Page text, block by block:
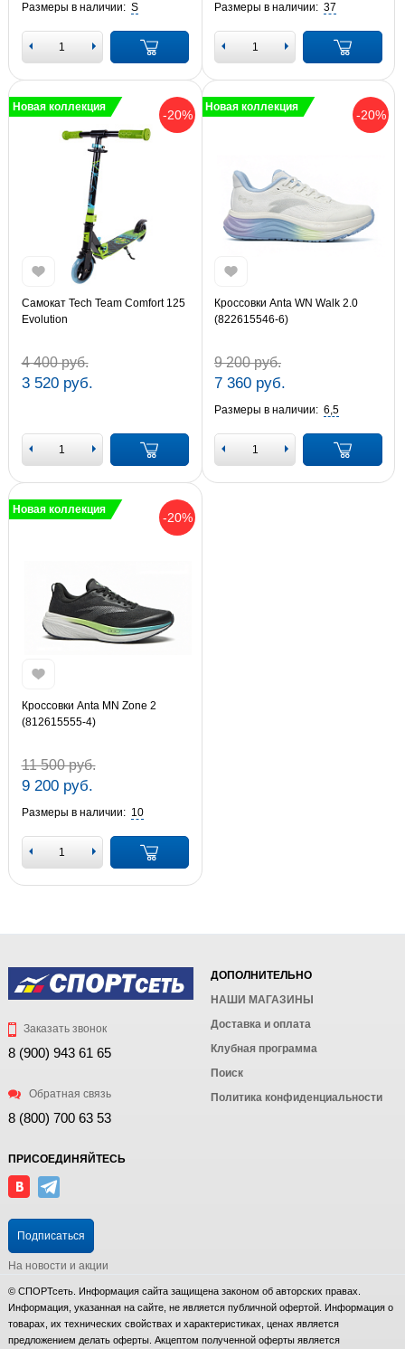
Размеры в наличии: S Размеры в наличии: 37
-20%
Новая коллекция
Самокат Tech Team Comfort 125
Evolution
4 400 руб.
3 520 руб.
-20%
Новая коллекция
Кроссовки Anta WN Walk 2.0
(822615546-6)
9 200 руб.
7 360 руб.
Размеры в наличии: 6,5
-20%
Новая коллекция
Кроссовки Anta MN Zone 2
(812615555-4)
11 500 руб.
9 200 руб.
Размеры в наличии: 10
Заказать звонок
8 (900) 943 61 65
Обратная связь
8 (800) 700 63 53
ДОПОЛНИТЕЛЬНО
НАШИ МАГАЗИНЫ
Доставка и оплата
Клубная программа
Поиск
Политика конфиденциальности
ПРИСОЕДИНЯЙТЕСЬ
Подписаться
На новости и акции
© СПОРТсеть. Информация сайта защищена законом об авторских правах.
Информация, указанная на сайте, не является публичной офертой. Информация о
товарах, их технических свойствах и характеристиках, ценах является
предложением делать оферты. Акцептом полученной оферты является